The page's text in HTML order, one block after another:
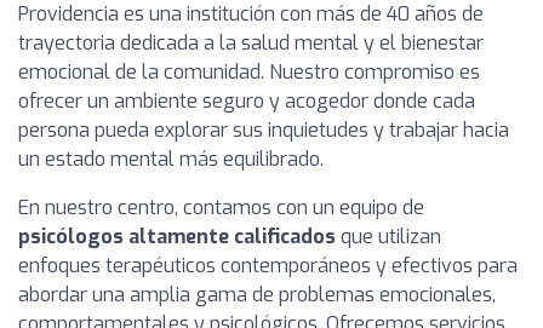
Providencia es una institución con más de 40 años de
trayectoria dedicada a la salud mental y el bienestar
emocional de la comunidad. Nuestro compromiso es
ofrecer un ambiente seguro y acogedor donde cada
persona pueda explorar sus inquietudes y trabajar hacia
un estado mental más equilibrado.
En nuestro centro, contamos con un equipo de
psicólogos altamente calificados que utilizan
enfoques terapéuticos contemporáneos y efectivos para
abordar una amplia gama de problemas emocionales,